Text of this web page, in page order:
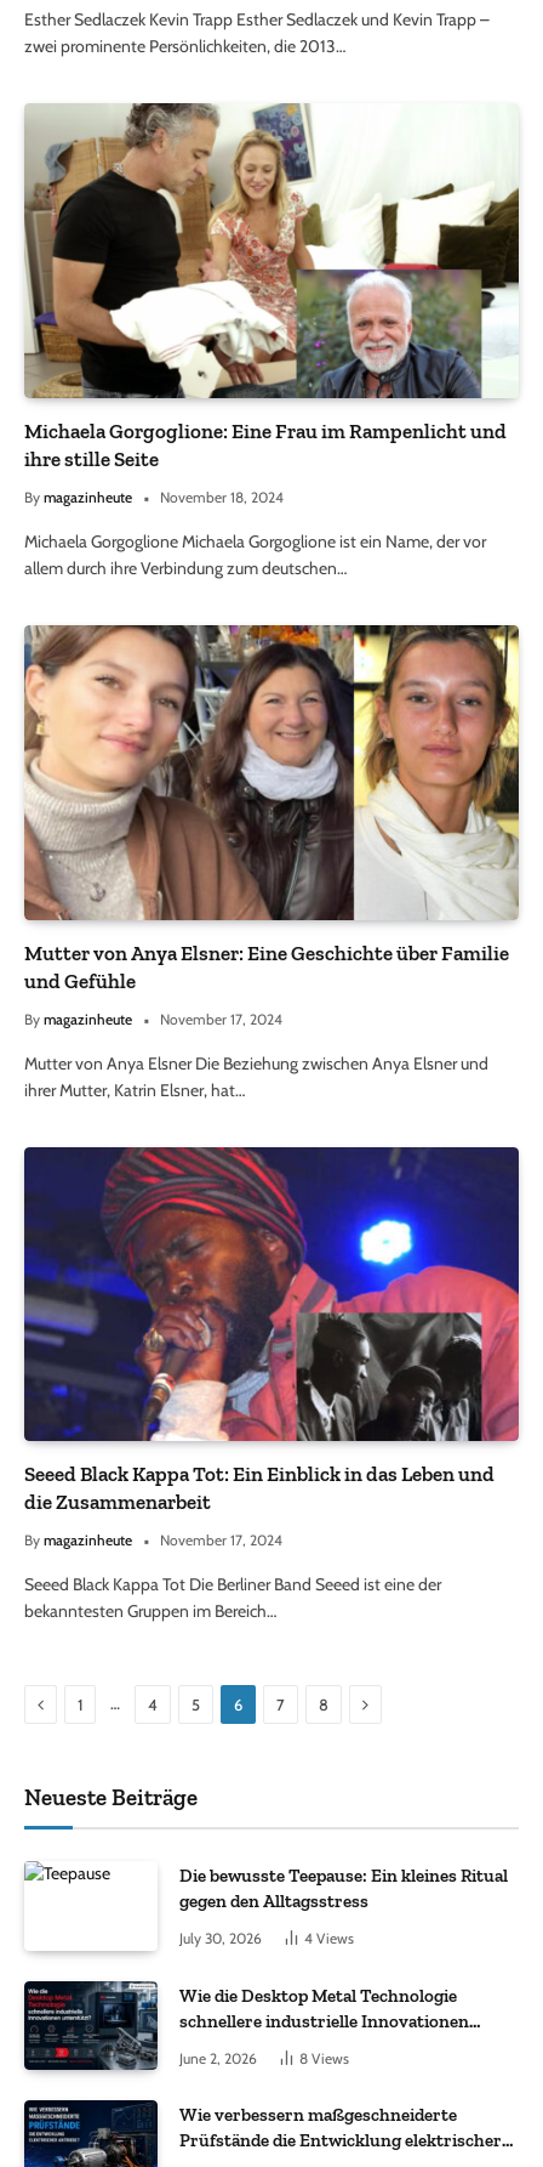
Esther Sedlaczek Kevin Trapp Esther Sedlaczek und Kevin Trapp –
zwei prominente Persönlichkeiten, die 2013…
Michaela Gorgoglione: Eine Frau im Rampenlicht und
ihre stille Seite
By magazinheute November 18, 2024
Michaela Gorgoglione Michaela Gorgoglione ist ein Name, der vor
allem durch ihre Verbindung zum deutschen…
Mutter von Anya Elsner: Eine Geschichte über Familie
und Gefühle
By magazinheute November 17, 2024
Mutter von Anya Elsner Die Beziehung zwischen Anya Elsner und
ihrer Mutter, Katrin Elsner, hat…
Seeed Black Kappa Tot: Ein Einblick in das Leben und
die Zusammenarbeit
By magazinheute November 17, 2024
Seeed Black Kappa Tot Die Berliner Band Seeed ist eine der
bekanntesten Gruppen im Bereich…
Previous
1 … 4 5 6 7 8 Next
Neueste Beiträge
Die bewusste Teepause: Ein kleines Ritual
gegen den Alltagsstress
July 30, 2026 4 Views
Wie die Desktop Metal Technologie
schnellere industrielle Innovationen
June 2, 2026 8 Views
Wie verbessern maßgeschneiderte
Prüfstände die Entwicklung elektrischer